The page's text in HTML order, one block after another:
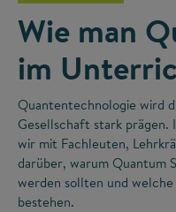
Wie man
im
Quantentechnologie wird
Gesellschaft stark prägen.
wir mit Fachleuten,
darüber, warum Quantum
werden sollten und
bestehen.